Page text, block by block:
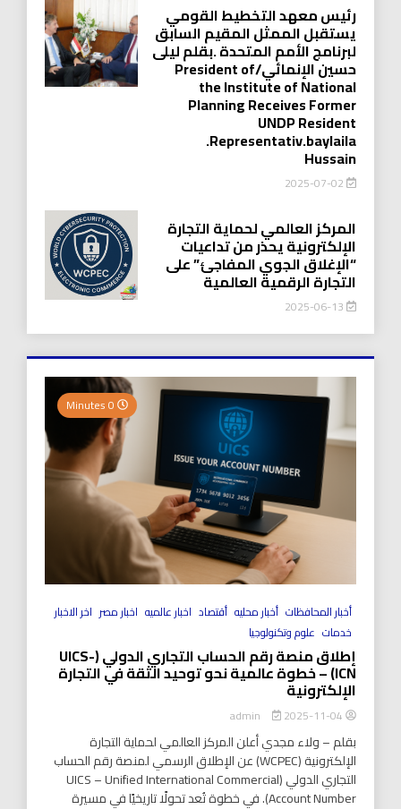
رئيس معهد التخطيط القومي
يستقبل الممثل المقيم السابق
لبرنامج الأمم المتحدة .بقلم ليلى
حسين الإنمائي/President of
the Institute of National
Planning Receives Former
UNDP Resident
.Representativ.baylaila
Hussain
2025-07-02
المركز العالمي لحماية التجارة
الإلكترونية يحذر من تداعيات
“الإغلاق الجوي المفاجئ” على
التجارة الرقمية العالمية
2025-06-13
أخبار المحافظات أخبار محليه أقتصاد اخبار عالميه اخبار مصر اخر الاخبار
خدمات علوم وتكنولوجيا
إطلاق منصة رقم الحساب التجاري الدولي (UICS-
ICN) – خطوة عالمية نحو توحيد الثقة في التجارة
الإلكترونية
2025-11-04
بقلم – ولاء مجدي أعلن المركز العالمي لحماية التجارة
الإلكترونية (WCPEC) عن الإطلاق الرسمي لمنصة رقم الحساب
التجاري الدولي (UICS – Unified International Commercial
Account Number). في خطوة تُعد تحولًا تاريخيًا في مسيرة